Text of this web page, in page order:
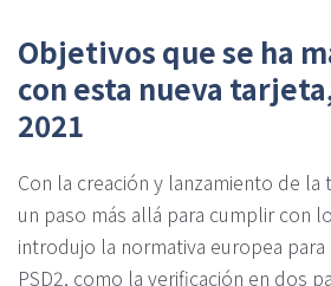
Objetivos que se ha
con esta nueva
2021
Con la creación y lanzamiento de la
un paso más allá para cumplir con
introdujo la normativa europea
PSD2, como la verificación en dos